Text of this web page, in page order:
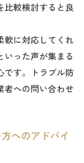
比較検討すると良
軟に対応してくれ
った声が集まる
です。トラブル防
者への問い合わせ
へのアドバイ